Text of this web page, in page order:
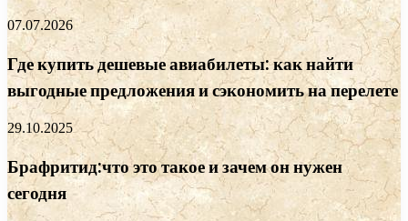
07.07.2026
Где купить дешевые авиабилеты: как найти
выгодные предложения и сэкономить на перелете
29.10.2025
Брафритид:что это такое и зачем он нужен
сегодня